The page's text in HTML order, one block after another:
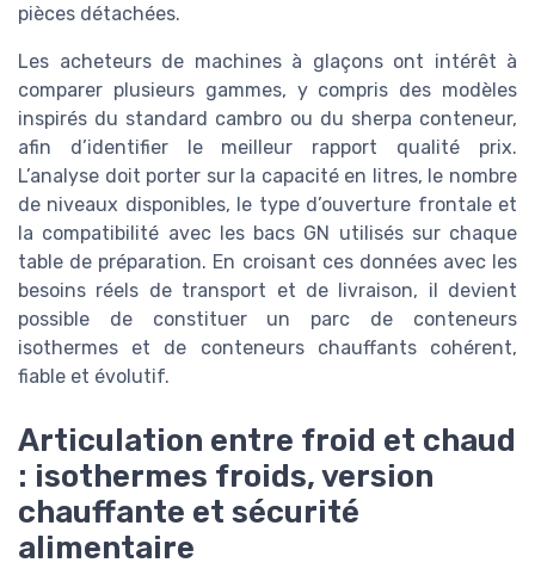
pièces détachées.
Les acheteurs de machines à glaçons ont intérêt à
comparer plusieurs gammes, y compris des modèles
inspirés du standard cambro ou du sherpa conteneur,
afin d’identifier le meilleur rapport qualité prix.
L’analyse doit porter sur la capacité en litres, le nombre
de niveaux disponibles, le type d’ouverture frontale et
la compatibilité avec les bacs GN utilisés sur chaque
table de préparation. En croisant ces données avec les
besoins réels de transport et de livraison, il devient
possible de constituer un parc de conteneurs
isothermes et de conteneurs chauffants cohérent,
fiable et évolutif.
Articulation entre froid et chaud
: isothermes froids, version
chauffante et sécurité
alimentaire